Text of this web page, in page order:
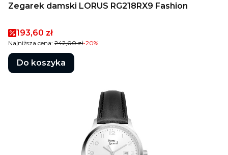
Zegarek damski LORUS RG218RX9 Fashion
Cena promocyjna
193,60 zł
Najniższa cena: 242,00 zł-20%
Do koszyka